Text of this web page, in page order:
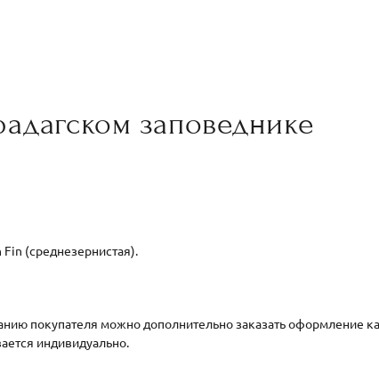
заповеднике
Fin (среднезернистая).
покупателя можно дополнительно заказать оформление
индивидуально.